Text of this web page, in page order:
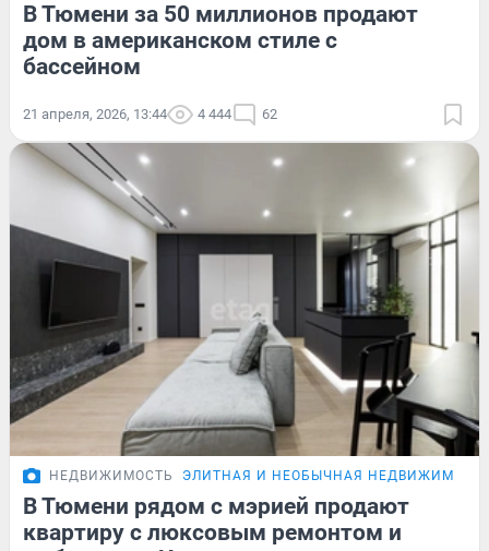
В Тюмени за 50 миллионов продают
дом в американском стиле с
бассейном
21 апреля, 2026, 13:44 4 444 62
НЕДВИЖИМОСТЬ ЭЛИТНАЯ И НЕОБЫЧНАЯ
В Тюмени рядом с мэрией продают
квартиру с люксовым ремонтом и